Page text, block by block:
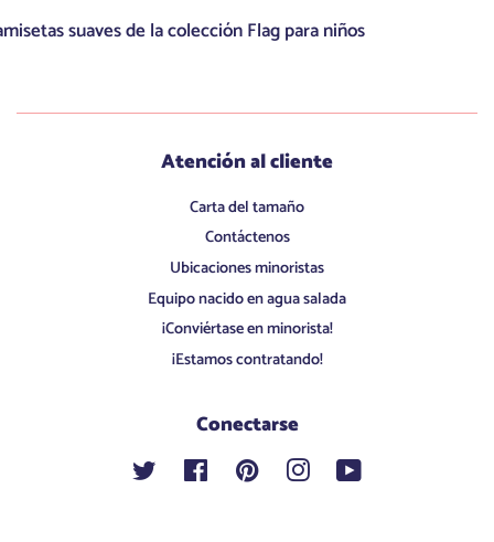
suaves de la colección Flag para niños
Atención al cliente
Carta del tamaño
Contáctenos
Ubicaciones minoristas
Equipo nacido en agua salada
¡Conviértase en minorista!
¡Estamos contratando!
Conectarse
Twitter Facebook Pinterest Instagram